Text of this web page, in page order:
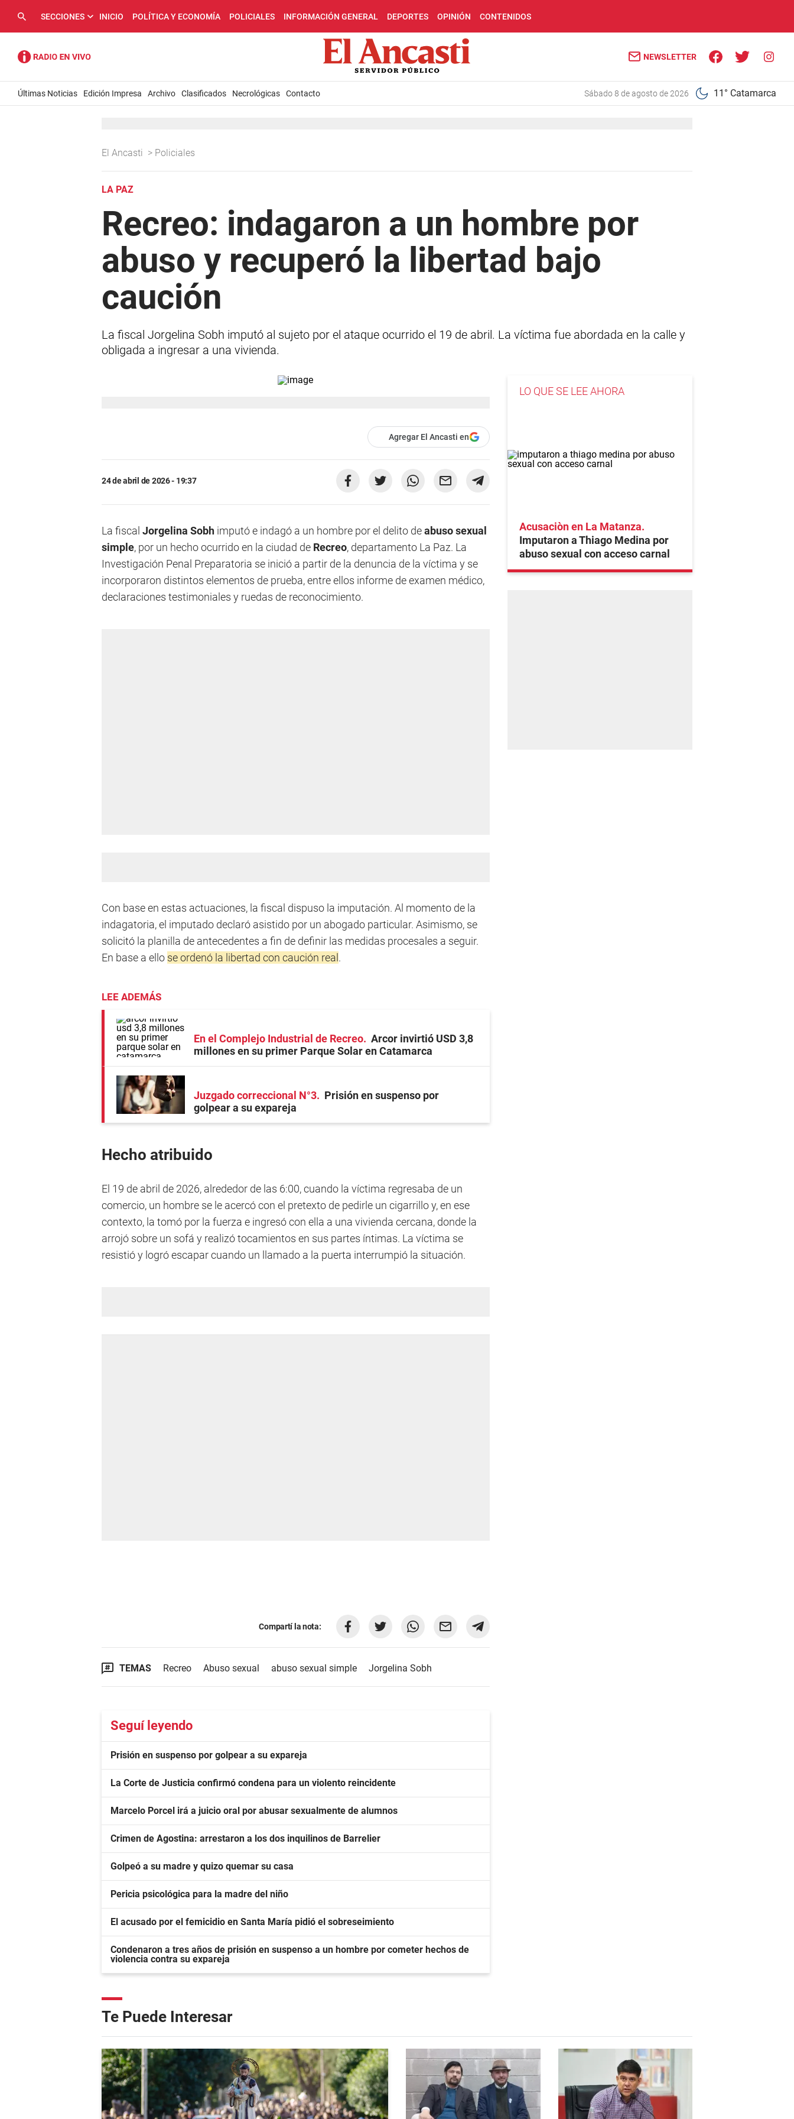
SECCIONES INICIO POLÍTICA Y ECONOMÍA POLICIALES INFORMACIÓN GENERAL DEPORTES OPINIÓN CONTENIDOS
NEWSLETTER
Últimas Noticias Edición Impresa Archivo Clasificados Necrológicas Contacto sábado 8 de agosto de 2026 11° Catamarca
El Ancasti > Policiales
LA PAZ
Recreo: indagaron a un hombre por
abuso y recuperó la libertad bajo
caución
La fiscal Jorgelina Sobh imputó al sujeto por el ataque ocurrido el 19 de abril. La víctima fue abordada en la calle y
obligada a ingresar a una vivienda.
Agregar El Ancasti en
24 de abril de 2026 - 19:37
La fiscal Jorgelina Sobh imputó e indagó a un hombre por el delito deabuso sexual
simple, por un hecho ocurrido en la ciudad de Recreo, departamento La Paz. La
Investigación Penal Preparatoria se inició a partir de la denuncia de la víctima y se
incorporaron distintos elementos de prueba, entre ellos informe de examen médico,
declaraciones testimoniales y ruedas de reconocimiento.
Con base en estas actuaciones, la fiscal dispuso la imputación. Al momento de la
indagatoria, el imputado declaró asistido por un abogado particular. Asimismo, se
solicitó la planilla de antecedentes a fin de definir las medidas procesales a seguir.
En base a ello se ordenó la libertad con caución real.
LEE ADEMÁS
En el Complejo Industrial de Recreo
Arcor invirtió USD 3,8
millones en su primer Parque Solar en Catamarca
Juzgado correccional N°3
Prisión en suspenso por
golpear a su expareja
Hecho atribuido
El 19 de abril de 2026, alrededor de las 6:00, cuando la víctima regresaba de un
comercio, un hombre se le acercó con el pretexto de pedirle un cigarrillo y, en ese
contexto, la tomó por la fuerza e ingresó con ella a una vivienda cercana, donde la
arrojó sobre un sofá y realizó tocamientos en sus partes íntimas. La víctima se
resistió y logró escapar cuando un llamado a la puerta interrumpió la situación.
Compartí la nota:
TEMAS Recreo Abuso sexual abuso sexual simple Jorgelina Sobh
Seguí leyendo
Prisión en suspenso por golpear a su expareja
La Corte de Justicia confirmó condena para un violento reincidente
Marcelo Porcel irá a juicio oral por abusar sexualmente de alumnos
Crimen de Agostina: arrestaron a los dos inquilinos de Barrelier
Golpeó a su madre y quizo quemar su casa
Pericia psicológica para la madre del niño
El acusado por el femicidio en Santa María pidió el sobreseimiento
Condenaron a tres años de prisión en suspenso a un hombre por cometer hechos de
violencia contra su expareja
LO QUE SE LEE AHORA
Acusaciòn en La Matanza
Imputaron a Thiago Medina por
abuso sexual con acceso carnal
Te Puede Interesar